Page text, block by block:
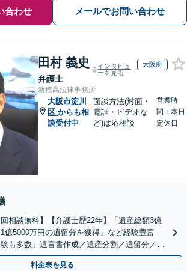
合わせ メールでお問い合わせ
田村 義史
弁護士
インタビュ
ーを見る
大阪府
新穂高法律事務所
大阪市淀川
区 からも相
談受付中
面談方法(対面・
電話・ビデオな
ど)は応相談
営業時
間：本日
定休日
回相談無料】【弁護士歴22年】「遺産総額3億
億5000万円の遺留分を獲得」など経験豊富
験も多数」遺言書作成／遺産分割／遺留分／相
面談可】【完全個室対応】
料金表を見る